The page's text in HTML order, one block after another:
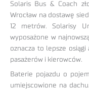
Solaris Bus & Coach
Wrocław na dostawę
12 metrów. Solarisy
wyposażone w
oznacza to lepsze
pasażerów i kierowców.
Baterie pojazdu o
umiejscowione na